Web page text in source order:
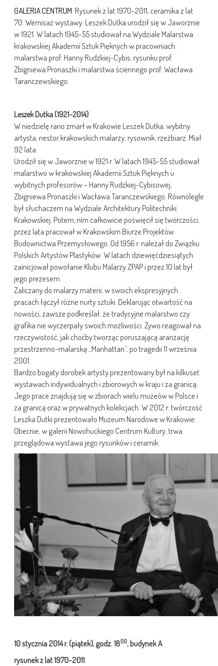
GALERIA CENTRUM. Rysunek z lat 1970-2011, ceramika z lat
70. Wernisaż wystawy. Leszek Dutka urodził się w Jaworznie
w 1921. W latach 1945-55 studiował na Wydziale Malarstwa
krakowskiej Akademii Sztuk Pięknych w pracowniach:
malarstwa prof. Hanny Rudzkiej-Cybis, rysunku prof.
Zbigniewa Pronaszki i malarstwa ściennego prof. Wacława
Taranczewskiego.
Leszek Dutka (1921-2014)
W niedzielę rano zmarł w Krakowie Leszek Dutka, wybitny
artysta, nestor krakowskich malarzy, rysownik, rzeźbiarz. Miał
92 lata.
Urodził się w Jaworznie w 1921 r. W latach 1945-55 studiował
malarstwo w krakowskiej Akademii Sztuk Pięknych u
wybitnych profesorów – Hanny Rudzkiej-Cybisowej,
Zbigniewa Pronaszki i Wacława Taranczewskiego. Równolegle
był słuchaczem na Wydziale Architektury Politechniki
Krakowskiej. Potem, nim całkowicie poświęcił się twórczości,
przez lata pracował w Krakowskim Biurze Projektów
Budownictwa Przemysłowego. Od 1956 r. należał do Związku
Polskich Artystów Plastyków. W latach dziewięćdziesiątych
zainicjował powołanie Klubu Malarzy ZPAP i przez 10 lat był
jego prezesem.
Zaliczany do malarzy materii, w swoich ekspresyjnych
pracach łączył różne nurty sztuki. Deklarując otwartość na
nowości, zawsze podkreślał, że tradycyjne malarstwo czy
grafika nie wyczerpały swoich możliwości. Żywo reagował na
rzeczywistość, jak choćby tworząc poruszającą aranżację
przestrzenno-malarską „Manhattan”, po tragedii 11 września
2001.
Bardzo bogaty dorobek artysty prezentowany był na kilkuset
wystawach indywidualnych i zbiorowych w kraju i za granicą.
Jego prace znajdują się w zbiorach wielu muzeów w Polsce i
za granicą oraz w prywatnych kolekcjach. W 2012 r. twórczość
Leszka Dutki prezentowało Muzeum Narodowe w Krakowie.
Obecnie, w galerii Nowohuckiego Centrum Kultury, trwa
przeglądowa wystawa jego rysunków i ceramik.
10 stycznia2014 r.(piątek), godz. 1800, budynek A
rysunek z lat 1970-2011